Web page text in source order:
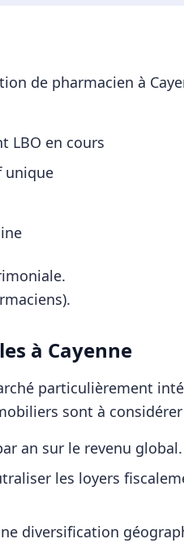
de pharmacien à
LBO en cours
unique
.
.
à Cayenne
particulièrement
sont à
an sur le revenu global.
les loyers
diversification